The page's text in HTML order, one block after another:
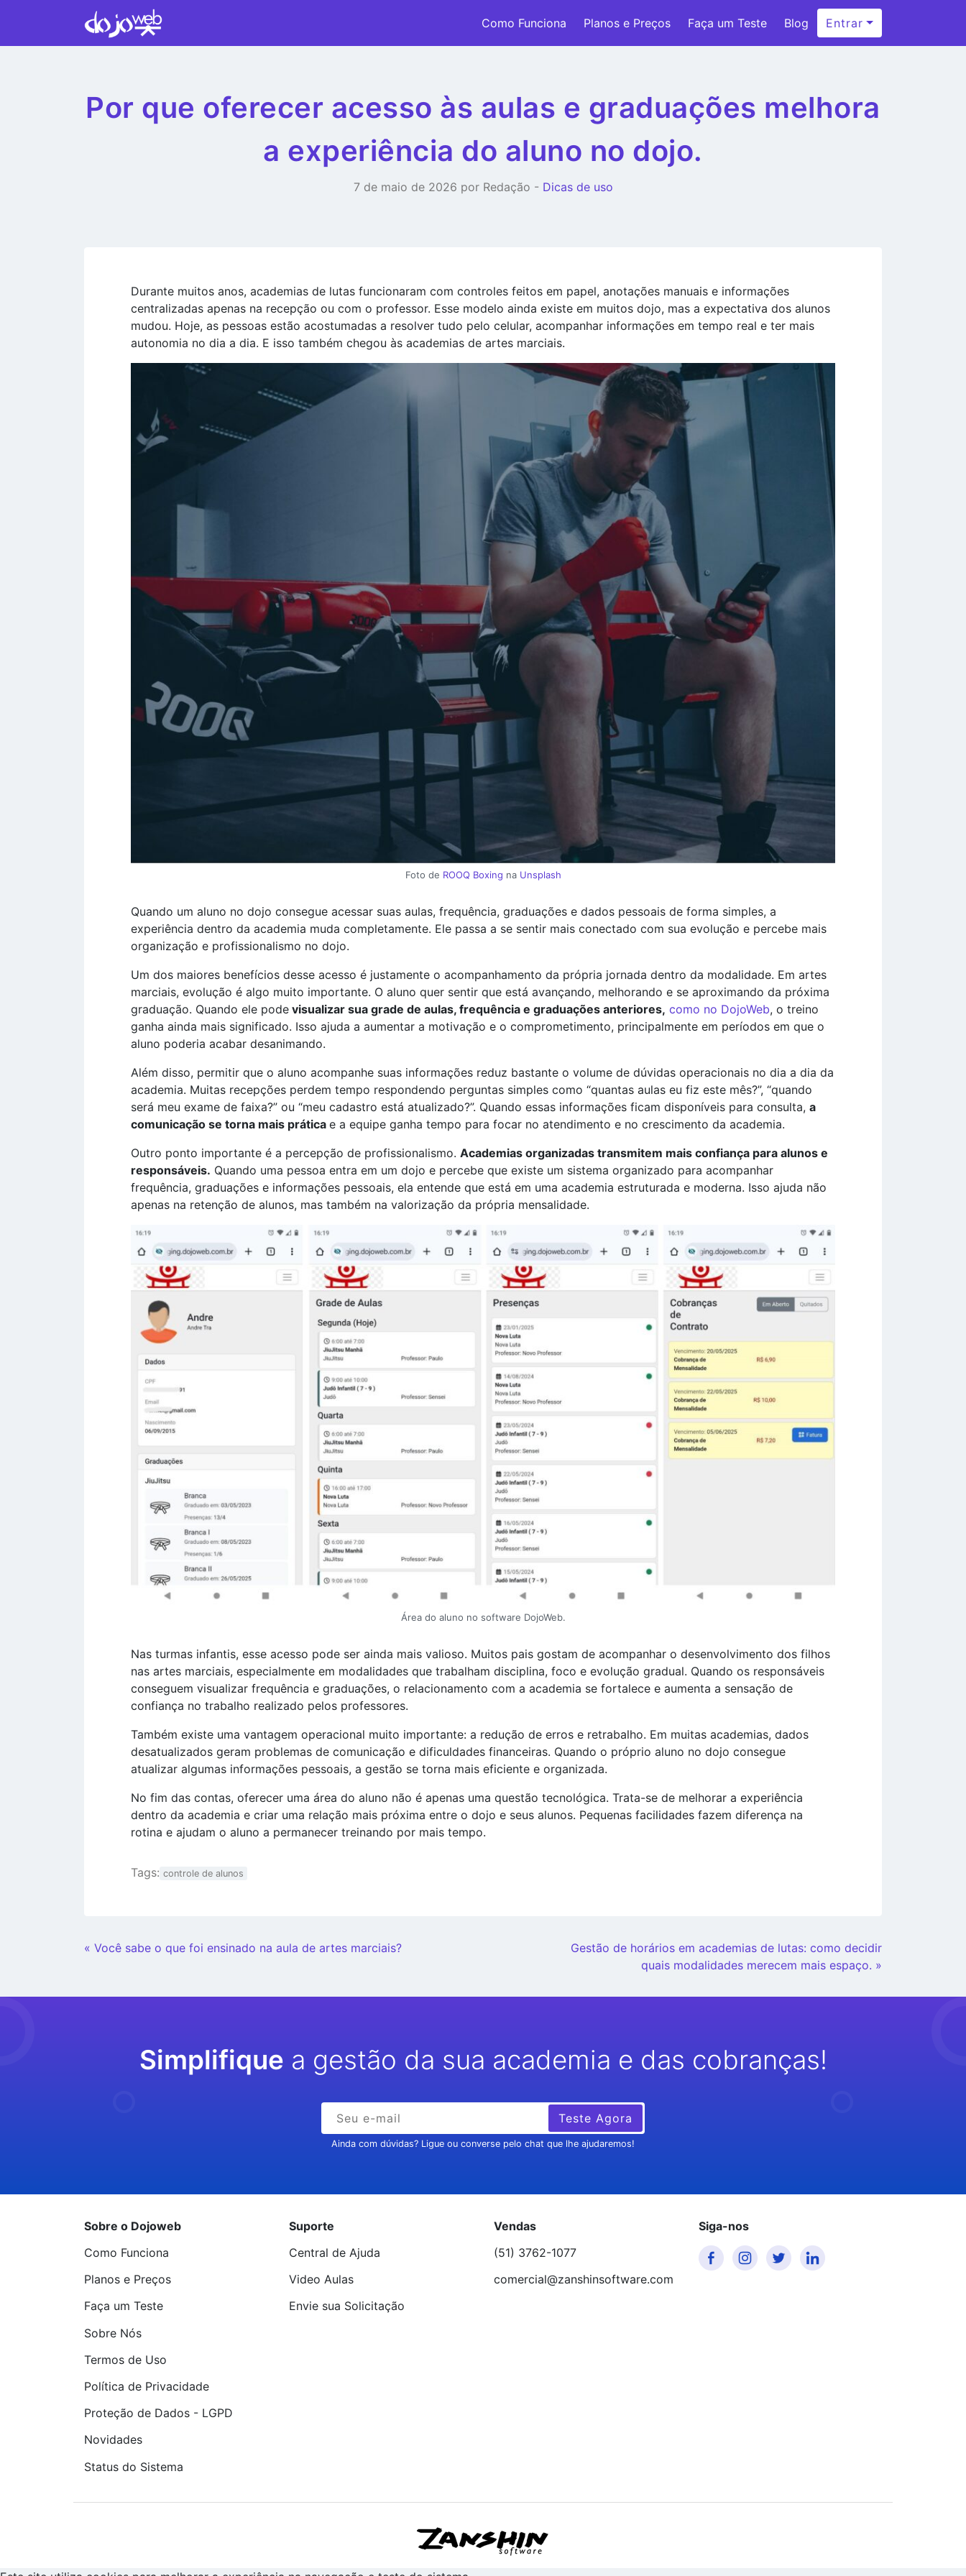
Como Funciona Planos e Preços Faça um Teste Blog Entrar
Por que oferecer acesso às aulas e graduações melhora
a experiência do aluno no dojo.
7 de maio de 2026 por Redação - Dicas de uso
Durante muitos anos, academias de lutas funcionaram com controles feitos em papel, anotações manuais e informações
centralizadas apenas na recepção ou com o professor. Esse modelo ainda existe em muitos dojo, mas a expectativa dos alunos
mudou. Hoje, as pessoas estão acostumadas a resolver tudo pelo celular, acompanhar informações em tempo real e ter mais
autonomia no dia a dia. E isso também chegou às academias de artes marciais.
Foto de ROOQ Boxing na Unsplash
Quando um aluno no dojo consegue acessar suas aulas, frequência, graduações e dados pessoais de forma simples, a
experiência dentro da academia muda completamente. Ele passa a se sentir mais conectado com sua evolução e percebe mais
organização e profissionalismo no dojo.
Um dos maiores benefícios desse acesso é justamente o acompanhamento da própria jornada dentro da modalidade. Em artes
marciais, evolução é algo muito importante. O aluno quer sentir que está avançando, melhorando e se aproximando da próxima
graduação. Quando ele pode visualizar sua grade de aulas, frequência e graduações anteriores, como no DojoWeb, o treino
ganha ainda mais significado. Isso ajuda a aumentar a motivação e o comprometimento, principalmente em períodos em que o
aluno poderia acabar desanimando.
Além disso, permitir que o aluno acompanhe suas informações reduz bastante o volume de dúvidas operacionais no dia a dia da
academia. Muitas recepções perdem tempo respondendo perguntas simples como “quantas aulas eu fiz este mês?”, “quando
será meu exame de faixa?” ou “meu cadastro está atualizado?”. Quando essas informações ficam disponíveis para consulta, a
comunicação se torna mais prática e a equipe ganha tempo para focar no atendimento e no crescimento da academia.
Outro ponto importante é a percepção de profissionalismo. Academias organizadas transmitem mais confiança para alunos e
responsáveis. Quando uma pessoa entra em um dojo e percebe que existe um sistema organizado para acompanhar
frequência, graduações e informações pessoais, ela entende que está em uma academia estruturada e moderna. Isso ajuda não
apenas na retenção de alunos, mas também na valorização da própria mensalidade.
Área do aluno no software DojoWeb.
Nas turmas infantis, esse acesso pode ser ainda mais valioso. Muitos pais gostam de acompanhar o desenvolvimento dos filhos
nas artes marciais, especialmente em modalidades que trabalham disciplina, foco e evolução gradual. Quando os responsáveis
conseguem visualizar frequência e graduações, o relacionamento com a academia se fortalece e aumenta a sensação de
confiança no trabalho realizado pelos professores.
Também existe uma vantagem operacional muito importante: a redução de erros e retrabalho. Em muitas academias, dados
desatualizados geram problemas de comunicação e dificuldades financeiras. Quando o próprio aluno no dojo consegue
atualizar algumas informações pessoais, a gestão se torna mais eficiente e organizada.
No fim das contas, oferecer uma área do aluno não é apenas uma questão tecnológica. Trata-se de melhorar a experiência
dentro da academia e criar uma relação mais próxima entre o dojo e seus alunos. Pequenas facilidades fazem diferença na
rotina e ajudam o aluno a permanecer treinando por mais tempo.
Tags: controle de alunos
Continue
« Você sabe o que foi ensinado na aula de artes marciais?
Gestão de horários em academias de lutas: como decidir
quais modalidades merecem mais espaço. »
Simplifique a gestão da sua academia e das cobranças!
Teste Agora
Ainda com dúvidas? Ligue ou converse pelo chat que lhe ajudaremos!
Sobre o Dojoweb
Como Funciona
Planos e Preços
Faça um Teste
Sobre Nós
Termos de Uso
Política de Privacidade
Proteção de Dados - LGPD
Novidades
Status do Sistema
Suporte
Central de Ajuda
Video Aulas
Envie sua Solicitação
Vendas
(51) 3762-1077
comercial@zanshinsoftware.com
Siga-nos